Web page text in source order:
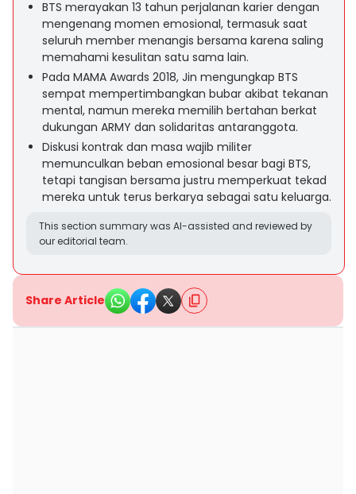
BTS merayakan 13 tahun perjalanan karier dengan
mengenang momen emosional, termasuk saat
seluruh member menangis bersama karena saling
memahami kesulitan satu sama lain.
Pada MAMA Awards 2018, Jin mengungkap BTS
sempat mempertimbangkan bubar akibat tekanan
mental, namun mereka memilih bertahan berkat
dukungan ARMY dan solidaritas antaranggota.
Diskusi kontrak dan masa wajib militer
memunculkan beban emosional besar bagi BTS,
tetapi tangisan bersama justru memperkuat tekad
mereka untuk terus berkarya sebagai satu keluarga.
This section summary was AI-assisted and reviewed by
our editorial team.
Share Article